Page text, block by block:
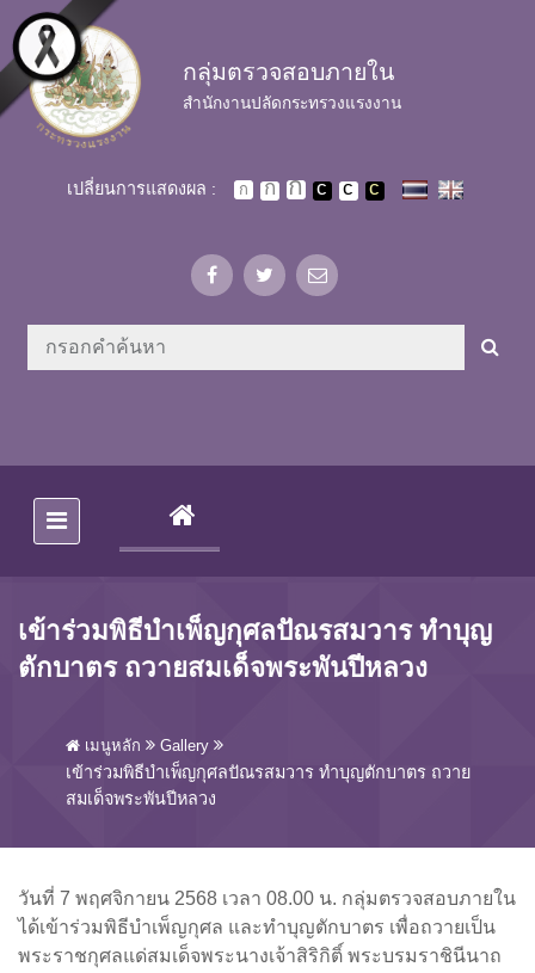
Skip to main content
กลุ่มตรวจสอบภายใน
สำนักงานปลัดกระทรวงแรงงาน
เปลี่ยนการแสดงผล :
(CURRENT)
เข้าร่วมพิธีบำเพ็ญกุศลปัณรสมวาร ทำบุญ
ตักบาตร ถวายสมเด็จพระพันปีหลวง
เมนูหลัก Gallery
เข้าร่วมพิธีบำเพ็ญกุศลปัณรสมวาร ทำบุญตักบาตร ถวาย
สมเด็จพระพันปีหลวง
วันที่ 7 พฤศจิกายน 2568 เวลา 08.00 น. กลุ่มตรวจสอบภายใน
ได้เข้าร่วมพิธีบำเพ็ญกุศล และทำบุญตักบาตร เพื่อถวายเป็น
พระราชกุศลแด่สมเด็จพระนางเจ้าสิริกิติ์ พระบรมราชินีนาถ